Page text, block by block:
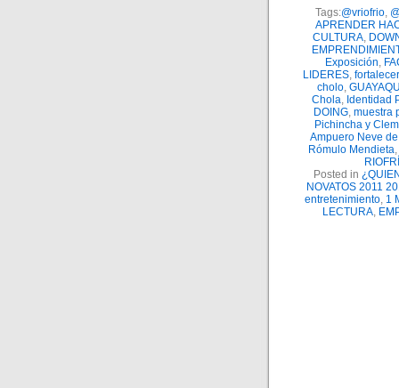
Tags:@vriofrio,
APRENDER
CULTURA,
Exposición,
LIDERES,
cholo,
Chola, Identidad
DOING, muestra
Pichincha y
Ampuero Neve
Rómulo Mendieta,
Posted in
NOVATOS 2011
entretenimiento, 1
LECTURA,